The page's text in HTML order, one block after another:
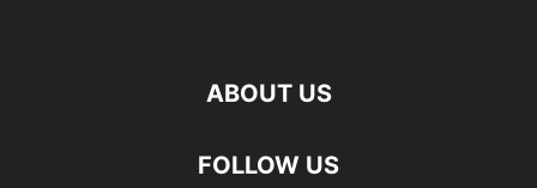
ABOUT US
FOLLOW US